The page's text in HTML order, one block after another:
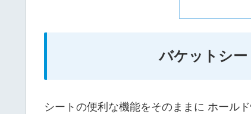
バケットシ
シートの便利な機能をそのままに ホール